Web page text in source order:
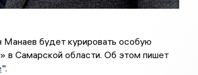
Манаев будет курировать особую
в Самарской области. Об этом пишет
".